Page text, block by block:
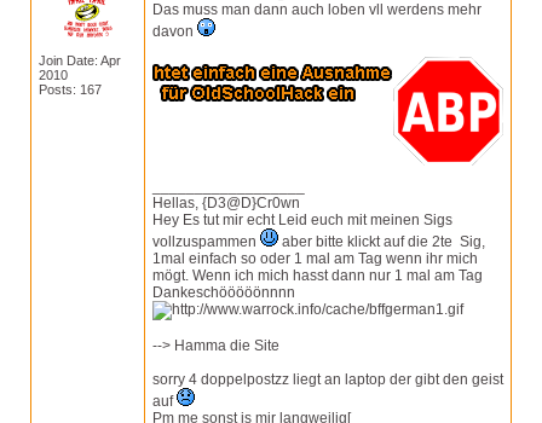
Join Date: Apr
2010
Posts: 167
Das muss man dann auch loben vll werdens mehr
davon
Hellas, {D3@D}Cr0wn
Hey Es tut mir echt Leid euch mit meinen Sigs
vollzuspammen
aber bitte klickt auf die 2te Sig,
1mal einfach so oder 1 mal am Tag wenn ihr mich
mögt. Wenn ich mich hasst dann nur 1 mal am Tag
Dankeschööööönnnn
--> Hamma die Site
sorry 4 doppelpostzz liegt an laptop der gibt den geist
auf
Pm me sonst is mir langweilig[